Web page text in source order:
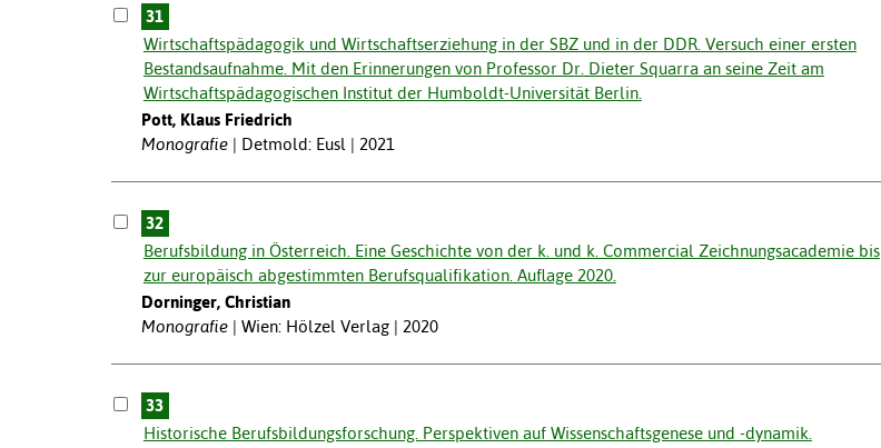
31
Wirtschaftspädagogik und Wirtschaftserziehung in der SBZ und in der DDR. Versuch einer ersten
Bestandsaufnahme. Mit den Erinnerungen von Professor Dr. Dieter Squarra an seine Zeit am
Wirtschaftspädagogischen Institut der Humboldt-Universität Berlin.
Pott, Klaus Friedrich
Monografie
Detmold: Eusl | 2021
32
Berufsbildung in Österreich. Eine Geschichte von der k. und k. Commercial Zeichnungsacademie bis
zur europäisch abgestimmten Berufsqualifikation. Auflage 2020.
Dorninger, Christian
Monografie
Wien: Hölzel Verlag | 2020
33
Historische Berufsbildungsforschung. Perspektiven auf Wissenschaftsgenese und -dynamik.